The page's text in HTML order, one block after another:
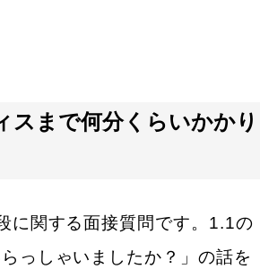
で部署異動などをするなどの方法
か？
向けの中途採用面接質問例
スまで何分くらいかかり
に関する面接質問です。1.1の
らっしゃいましたか？」の話を